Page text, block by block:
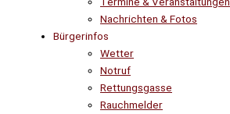
Nachrichten & Fotos
Bürgerinfos
Wetter
Notruf
Rettungsgasse
Rauchmelder